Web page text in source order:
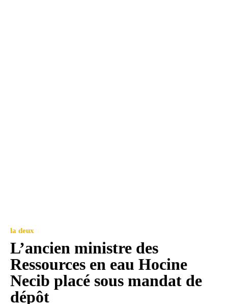
la deux
L’ancien ministre des
Ressources en eau Hocine
Necib placé sous mandat de
dépôt